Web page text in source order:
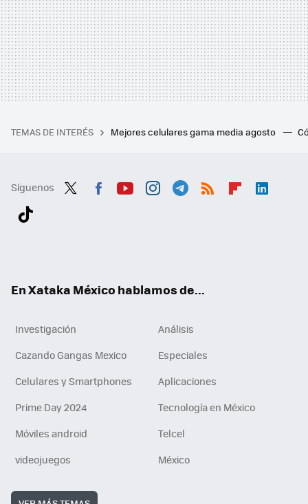
TEMAS DE INTERÉS Mejores celulares gama media agosto
Síguenos
En Xataka México hablamos de...
Investigación
Análisis
Cazando Gangas Mexico
Especiales
Celulares y Smartphones
Aplicaciones
Prime Day 2024
Tecnología en México
Móviles android
Telcel
videojuegos
México